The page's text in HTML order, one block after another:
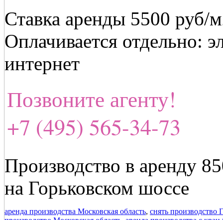
Ставка аренды 5500
Оплачивается отдельно:
интернет
Позвоните агенту!
+7 (495) 565-34-73
Производство в аренду
на Горьковском шоссе
аренда производства Московская область, снять производство